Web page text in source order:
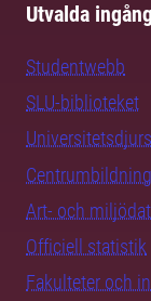
Utvalda
Studentwebb
SLU-biblioteket
Art- och
Officiell statistik
Fakulteter och